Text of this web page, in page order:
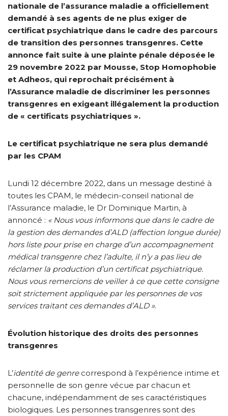
nationale de l’assurance maladie a officiellement
demandé à ses agents de ne plus exiger de
certificat psychiatrique dans le cadre des parcours
de transition des personnes transgenres. Cette
annonce fait suite à une plainte pénale déposée le
29 novembre 2022 par Mousse, Stop Homophobie
et Adheos, qui reprochait précisément à
l’Assurance maladie de discriminer les personnes
transgenres en exigeant illégalement la production
de « certificats psychiatriques ».
Le certificat psychiatrique ne sera plus demandé
par les CPAM
Lundi 12 décembre 2022, dans un message destiné à
toutes les CPAM, le médecin-conseil national de
l’Assurance maladie, le Dr Dominique Martin, à
annoncé : « Nous vous informons que dans le cadre de
la gestion des demandes d’ALD (affection longue durée)
hors liste pour prise en charge d’un accompagnement
médical transgenre chez l’adulte, il n’y a pas lieu de
réclamer la production d’un certificat psychiatrique.
Nous vous remercions de veiller à ce que cette consigne
soit strictement appliquée par les personnes de vos
services traitant ces demandes d’ALD ».
Évolution historique des droits des personnes
transgenres
L’identité de genrecorrespond à l’expérience intime et
personnelle de son genre vécue par chacun et
chacune, indépendamment de ses caractéristiques
biologiques. Les personnes transgenres sont des